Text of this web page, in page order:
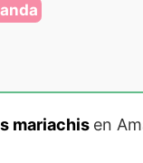
mariachis en